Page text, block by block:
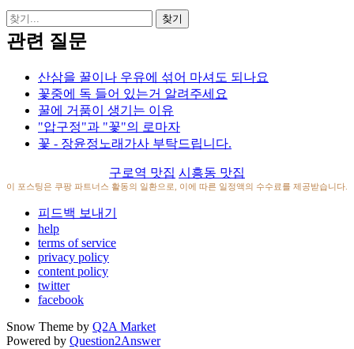
관련 질문
산삼을 꿀이나 우유에 섞어 마셔도 되나요
꽃중에 독 들어 있는거 알려주세요
꿀에 거품이 생기는 이유
"압구정"과 "꽃"의 로마자
꽃 - 장윤정노래가사 부탁드립니다.
구로역 맛집 시흥동 맛집
이 포스팅은 쿠팡 파트너스 활동의 일환으로, 이에 따른 일정액의 수수료를 제공받습니다.
피드백 보내기
help
terms of service
privacy policy
content policy
twitter
facebook
Snow Theme by Q2A Market
Powered by Question2Answer